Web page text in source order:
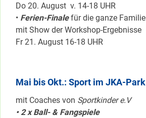
Do 20. August v. 14-18 UHR
• Ferien-Finalefür die ganze Familie
mit Show der Workshop-Ergebnisse
Fr 21. August 16-18 UHR
Mai bis Okt.: Sport im JKA-Park
mit Coaches von Sportkinder e.V
• 2 x Ball- & Fangspiele